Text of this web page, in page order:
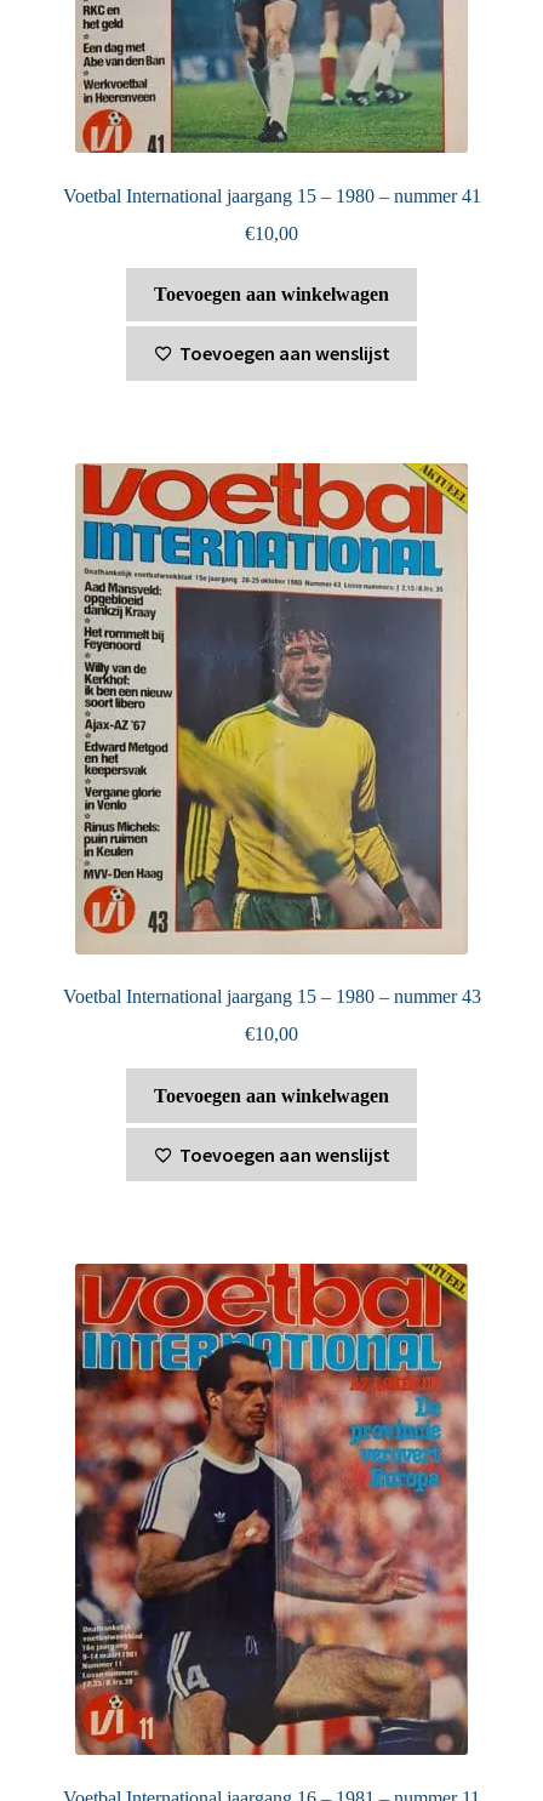
Voetbal International jaargang 15 – 1980 – nummer 41
€10,00
Toevoegen aan winkelwagen
Toevoegen aan wenslijst
Voetbal International jaargang 15 – 1980 – nummer 43
€10,00
Toevoegen aan winkelwagen
Toevoegen aan wenslijst